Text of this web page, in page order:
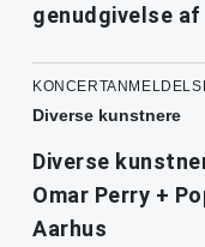
genudgivelse
Diverse kunstnere
Diverse
Omar Perry +
Aarhus